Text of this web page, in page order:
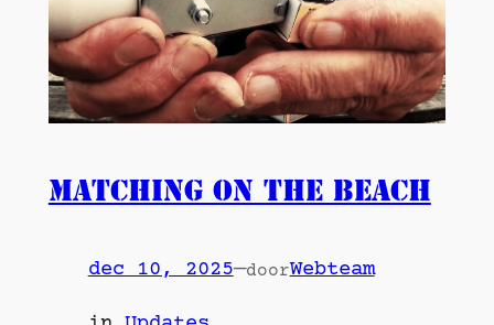
Matching on the Beach
dec 10, 2025—doorWebteam